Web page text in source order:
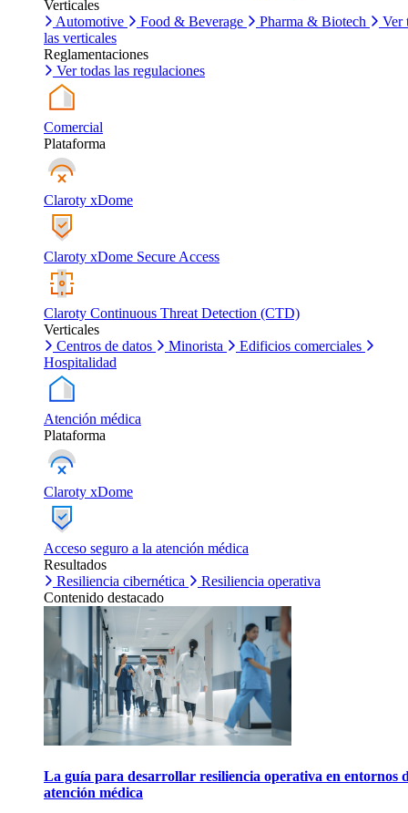
Verticales
Automotive
Food & Beverage Pharma & Biotech
Ver
las verticales
Reglamentaciones
Ver todas las regulaciones
Comercial
Plataforma
Claroty xDome
Claroty xDome Secure Access
Claroty Continuous Threat Detection (CTD)
Verticales
Centros de datos
Minorista
Edificios comerciales
Hospitalidad
Atención médica
Plataforma
Claroty xDome
Acceso seguro a la atención médica
Resultados
Resiliencia cibernética
Resiliencia operativa
Contenido destacado
La guía para desarrollar resiliencia operativa en entornos
atención médica